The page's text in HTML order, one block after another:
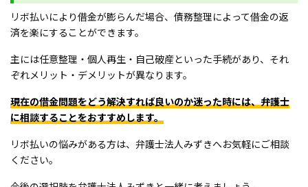
リボ払いにより借金が膨らんだ場合、債務整理によって借金の返
済を楽にすることができます。
主には任意整理・個人再生・自己破産といった手続があり、それ
ぞれメリット・デメリットが異なります。
現在の借金問題をどう解決すれば良いのか迷った時には、弁護士
に相談することをおすすめします。
リボ払いの悩みがある方は、弁護士法人みずきへお気軽にご相談
ください。